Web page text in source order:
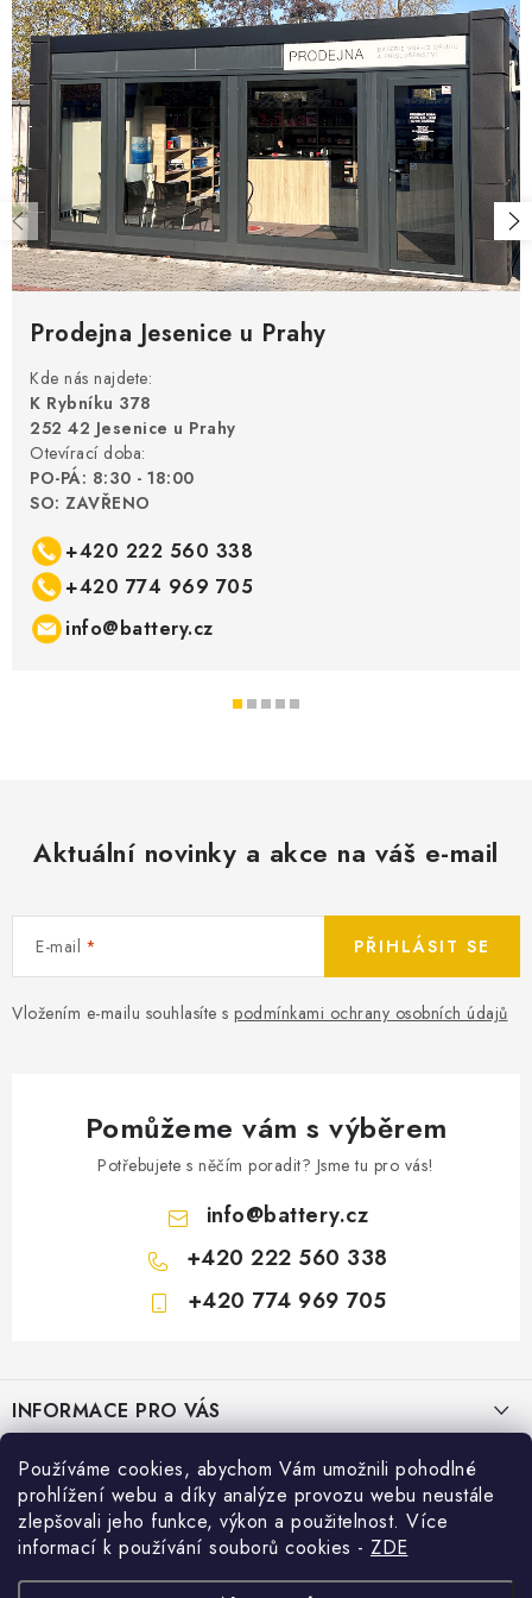
Používáme cookies, abychom Vám umožnili pohodlné
prohlížení webu a díky analýze provozu webu neustále
zlepšovali jeho funkce, výkon a použitelnost. Více
informací k používání souborů cookies - ZDE
Prodejna Jesenice u Prahy
Kde nás najdete:
K Rybníku 378
252 42 Jesenice u Prahy
Otevírací doba:
PO-PÁ: 8:30 - 18:00
SO: ZAVŘENO
+420 222 560 338
+420 774 969 705
info@battery.cz
Aktuální novinky a akce na váš e-mail
E-mail
Vložením e-mailu souhlasíte s podmínkami ochrany osobních údajů
PŘIHLÁSIT SE
Pomůžeme vám s výběrem
Potřebujete s něčím poradit? Jsme tu pro vás!
info@battery.cz
+420 222 560 338
+420 774 969 705
pINFORMACE PRO VÁS
KONTAKTY
POŠTOVNÉ A DOPRAVA
KONFIGURÁTOR AUTOBATERIÍ
PRODEJNY BATTERY.CZ
Prodejna Brno - Pražákova ul.
Prodejna Praha - Brožíkova ul.
Konfigurátor AUTOBATERIE
Konfigurátor AUTOBATERIE